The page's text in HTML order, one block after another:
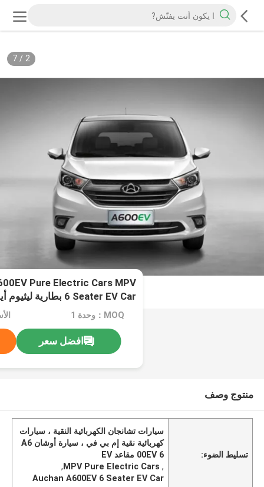
2
/
7
Pure Electric Cars MPV
6 Seater EV Car بطارية ليثيوم أيون
MOQ：وحدة 1
افضل سعر
منتوج وصف
تسليط الضوء:
سيارات تشانجان الكهربائية النقية ، سيارات
كهربائية نقية إم بي في ، سيارة أوشان A6
00EV 6 مقاعد EV
,
MPV Pure Electric Cars
,
Auchan A600EV 6 Seater EV Car